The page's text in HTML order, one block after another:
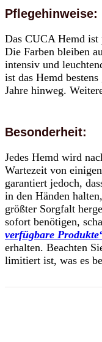
Pflegehinweise:
Das CUCA Hemd ist
Die Farben bleiben
intensiv und
ist das Hemd
Jahre hinweg.
Besonderheit:
Jedes Hemd wird
Wartezeit von
garantiert jedoch,
in den Händen
größter Sorgfalt
sofort benötigen,
verfügbare
erhalten. Beachten
limitiert ist, was es